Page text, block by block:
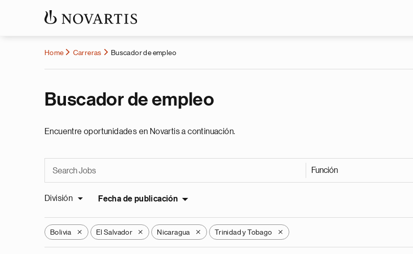
Home Carreras Buscador de empleo
Buscador de empleo
Encuentre oportunidades en Novartis a continuación.
Función
División Fecha de publicación
Bolivia X El Salvador X Nicaragua X Trinidad y Tobago X